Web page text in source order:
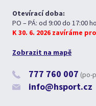
Otevírací doba:
PO – PÁ: od 9:00 do 17:00
K 30. 6. 2026 zavíráme
Zobrazit na mapě
777 760 007 (po-
info@hsport.cz